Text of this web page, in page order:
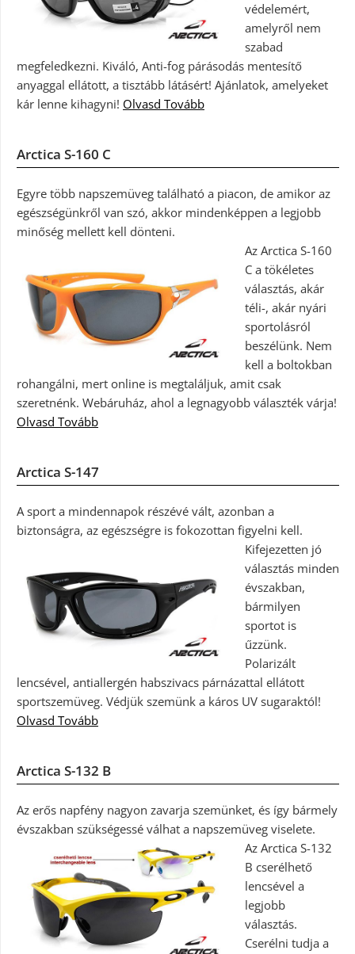
védelemért,
amelyről nem
szabad
megfeledkezni. Kiváló, Anti-fog párásodás mentesítő
anyaggal ellátott, a tisztább látásért! Ajánlatok, amelyeket
kár lenne kihagyni! Olvasd Tovább
Arctica S-160 C
Egyre több napszemüveg található a piacon, de amikor az
egészségünkről van szó, akkor mindenképpen a legjobb
minőség mellett kell dönteni.
Az Arctica S-160
C a tökéletes
választás, akár
téli-, akár nyári
sportolásról
beszélünk. Nem
kell a boltokban
rohangálni, mert online is megtaláljuk, amit csak
szeretnénk. Webáruház, ahol a legnagyobb választék várja!
Olvasd Tovább
Arctica S-147
A sport a mindennapok részévé vált, azonban a
biztonságra, az egészségre is fokozottan figyelni kell.
Kifejezetten jó
választás minden
évszakban,
bármilyen
sportot is
űzzünk.
Polarizált
lencsével, antiallergén habszivacs párnázattal ellátott
sportszemüveg. Védjük szemünk a káros UV sugaraktól!
Olvasd Tovább
Arctica S-132 B
Az erős napfény nagyon zavarja szemünket, és így bármely
évszakban szükségessé válhat a napszemüveg viselete.
Az Arctica S-132
B cserélhető
lencsével a
legjobb
választás.
Cserélni tudja a